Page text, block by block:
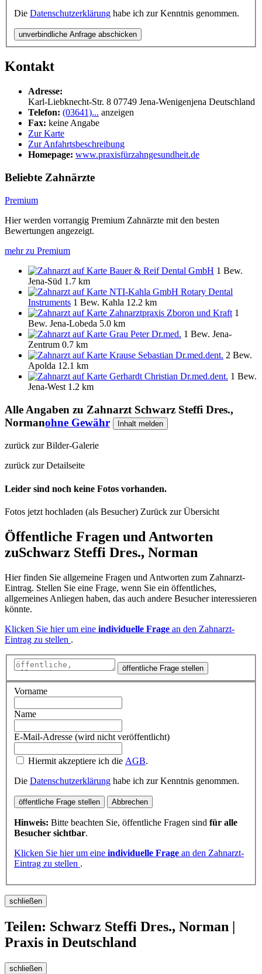
Die Datenschutzerklärung habe ich zur Kenntnis genommen.
unverbindliche Anfrage abschicken
Kontakt
Adresse:
Karl-Liebknecht-Str. 8 07749 Jena-Wenigenjena Deutschland
Telefon: (03641)... anzeigen
Fax: keine Angabe
Zur Karte
Zur Anfahrtsbeschreibung
Homepage: www.praxisfürzahngesundheit.de
Beliebte Zahnärzte
Premium
Hier werden vorrangig Premium Zahnärzte mit den besten
Bewertungen angezeigt.
mehr zu Premium
Bauer & Reif Dental GmbH 1 Bew.
Jena-Süd 1.7 km
NTI-Kahla GmbH Rotary Dental
Instruments 1 Bew. Kahla 12.2 km
Zahnarztpraxis Zboron und Kraft 1
Bew. Jena-Lobeda 5.0 km
Grau Peter Dr.med. 1 Bew. Jena-
Zentrum 0.7 km
Krause Sebastian Dr.med.dent. 2 Bew.
Apolda 12.1 km
Gerhardt Christian Dr.med.dent. 1 Bew.
Jena-West 1.2 km
Alle Angaben zu Zahnarzt Schwarz Steffi Dres.,
Normanohne Gewähr Inhalt melden
zurück zur Bilder-Galerie
zurück zur Detailseite
Leider sind noch keine Fotos vorhanden.
Fotos jetzt hochladen (als Besucher) Zurück zur Übersicht
Öffentliche Fragen und Antworten
zuSchwarz Steffi Dres., Norman
Hier finden Sie allgemeine Fragen und Antworten zum Zahnarzt-
Eintrag. Stellen Sie eine Frage, wenn Sie ein öffentliches,
allgemeines Anliegen haben, das auch andere Besucher interessieren
könnte.
Klicken Sie hier um eine individuelle Frage an den Zahnarzt-
Eintrag zu stellen .
öffentliche Frage stellen
Vorname
Name
E-Mail-Adresse (wird nicht veröffentlicht)
Hiermit akzeptiere ich die AGB.
Die Datenschutzerklärung habe ich zur Kenntnis genommen.
öffentliche Frage stellen Abbrechen
Hinweis: Bitte beachten Sie, öffentliche Fragen sind für alle
Besucher sichtbar.
Klicken Sie hier um eine individuelle Frage an den Zahnarzt-
Eintrag zu stellen .
schließen
Teilen: Schwarz Steffi Dres., Norman |
Praxis in Deutschland
schließen